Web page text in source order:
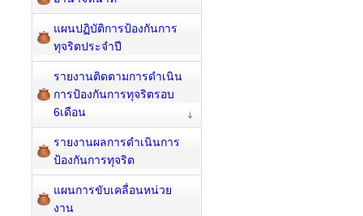
แผนปฏิบัติการป้องกันการ
ทุจริตประจำปี
รายงานติดตามการดำเนิน
การป้องกันการทุจริตรอบ
6เดือน
รายงานผลการดำเนินการ
ป้องกันการทุจริต
แผนการขับเคลื่อนหน่วย
งาน